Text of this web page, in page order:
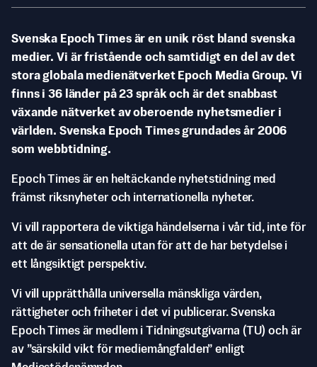
Svenska Epoch Times är en unik röst bland svenska
medier. Vi är fristående och samtidigt en del av det
stora globala medienätverket Epoch Media Group. Vi
finns i 36 länder på 23 språk och är det snabbast
växande nätverket av oberoende nyhetsmedier i
världen. Svenska Epoch Times grundades år 2006
som webbtidning.
Epoch Times är en heltäckande nyhetstidning med
främst riksnyheter och internationella nyheter.
Vi vill rapportera de viktiga händelserna i vår tid, inte för
att de är sensationella utan för att de har betydelse i
ett långsiktigt perspektiv.
Vi vill upprätthålla universella mänskliga värden,
rättigheter och friheter i det vi publicerar. Svenska
Epoch Times är medlem i Tidningsutgivarna (TU) och är
av ”särskild vikt för mediemångfalden” enligt